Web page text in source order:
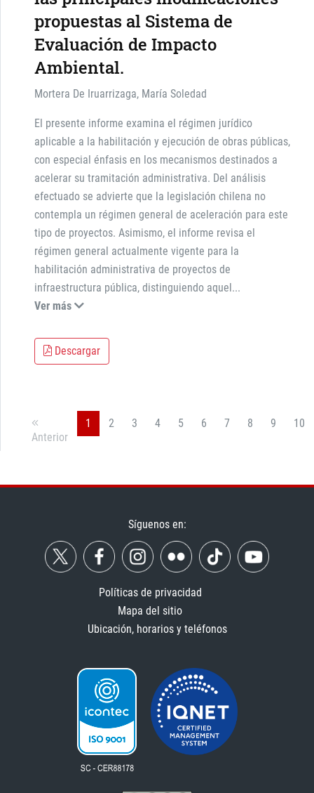
propuestas al Sistema de
Evaluación de Impacto
Ambiental.
Mortera De Iruarrizaga, María Soledad
El presente informe examina el régimen jurídico
aplicable a la habilitación y ejecución de obras públicas,
con especial énfasis en los mecanismos destinados a
acelerar su tramitación administrativa. Del análisis
efectuado se advierte que la legislación chilena no
contempla un régimen general de aceleración para este
tipo de proyectos. Asimismo, el informe revisa el
régimen general actualmente vigente para la
habilitación administrativa de proyectos de
infraestructura pública, distinguiendo aquel ...
Ver más
Descargar
Anterior
1 2 3 4 5 6 7 8 9 10
Síguenos en:
Políticas de privacidad
Mapa del sitio
Ubicación, horarios y teléfonos